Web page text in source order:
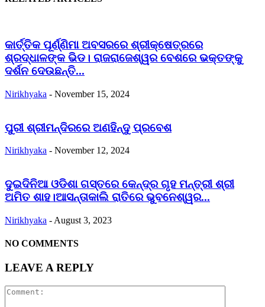
କାର୍ତ୍ତିକ ପୂର୍ଣ୍ଣିମା ଅବସରରେ ଶ୍ରୀକ୍ଷେତ୍ରରେ
ଶ୍ରଦ୍ଧାଳଙ୍କ ଭିଡ। ରାଜରାଜେଶ୍ୱର ବେଶରେ ଭକ୍ତଙ୍କୁ
ଦର୍ଶନ ଦେଉଛନ୍ତି...
Nirikhyaka - November 15, 2024
ପୁରୀ ଶ୍ରୀମନ୍ଦିରରେ ଅଣହିନ୍ଦୁ ପ୍ରବେଶ
Nirikhyaka - November 12, 2024
ଦୁଇଦିନିଆ ଓଡିଶା ଗସ୍ତରେ କେନ୍ଦ୍ର ଗୃହ ମନ୍ତ୍ରୀ ଶ୍ରୀ
ଅମିତ ଶାହ।ଆସନ୍ତାକାଲି ରାତିରେ ଭୁବନେଶ୍ୱର...
Nirikhyaka - August 3, 2023
NO COMMENTS
LEAVE A REPLY